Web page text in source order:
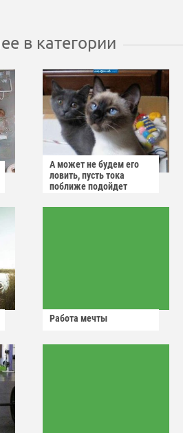
в категории
А может не будем его
ловить, пусть тока
поближе подойдет
Работа мечты